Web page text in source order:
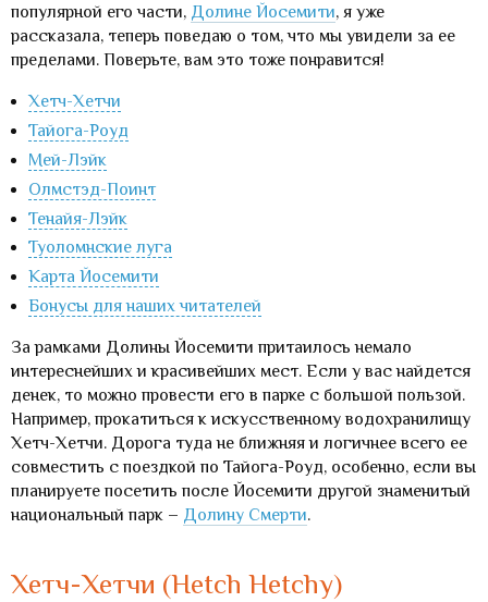
популярной его части, Долине Йосемити, я уже
рассказала, теперь поведаю о том, что мы увидели за ее
пределами. Поверьте, вам это тоже понравится!
Хетч-Хетчи
Тайога-Роуд
Мей-Лэйк
Олмстэд-Поинт
Тенайя-Лэйк
Туоломнские луга
Карта Йосемити
Бонусы для наших читателей
За рамками Долины Йосемити притаилось немало
интереснейших и красивейших мест. Если у вас найдется
денек, то можно провести его в парке с большой пользой.
Например, прокатиться к искусственному водохранилищу
Хетч-Хетчи. Дорога туда не ближняя и логичнее всего ее
совместить с поездкой по Тайога-Роуд, особенно, если вы
планируете посетить после Йосемити другой знаменитый
национальный парк – Долину Смерти.
Хетч-Хетчи (Hetch Hetchy)